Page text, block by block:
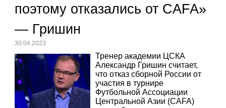
поэтому отказались от CAFA»
— Гришин
30.04.2023
Тренер академии ЦСКА
Александр Гришин считает,
что отказ сборной России от
участия в турнире
Футбольной Ассоциации
Центральной Азии (CAFA)